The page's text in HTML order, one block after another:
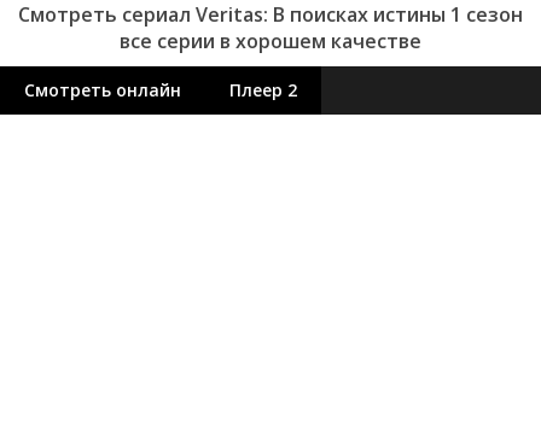
Смотреть сериал Veritas: В поисках истины 1 сезон
все серии в хорошем качестве
Смотреть онлайн Плеер 2